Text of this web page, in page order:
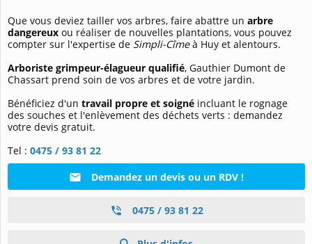
Que vous deviez tailler vos arbres, faire abattre un arbre
dangereux ou réaliser de nouvelles plantations, vous pouvez
compter sur l'expertise de Simpli-Cîmeà Huy et alentours.
Arboriste grimpeur-élagueur qualifié, Gauthier Dumont de
Chassart prend soin de vos arbres et de votre jardin.
Bénéficiez d'un travail propre et soigné incluant le rognage
des souches et l'enlèvement des déchets verts : demandez
votre devis gratuit.
Tel : 0475 / 93 81 22
Demandez un devis ou un RDV !
0475 / 93 81 22